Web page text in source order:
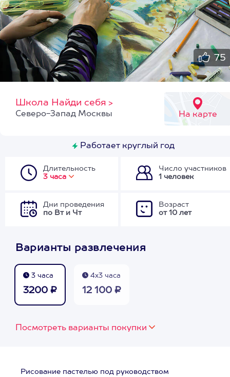
75
Школа Найди себя >
На карте
Северо-Запад Москвы
Работает круглый год
Длительность
3 часа
Число участников
1 человек
Дни проведения
по Вт и Чт
Возраст
от 10 лет
Варианты развлечения
3 часа
3200 ₽
4х3 часа
12 100 ₽
Посмотреть варианты покупки
Рисование пастелью под руководством